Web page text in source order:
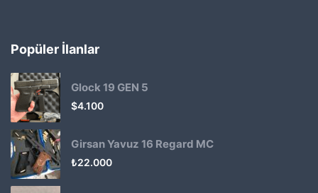
Popüler İlanlar
Glock 19 GEN 5
$4.100
Girsan Yavuz 16 Regard MC
₺22.000